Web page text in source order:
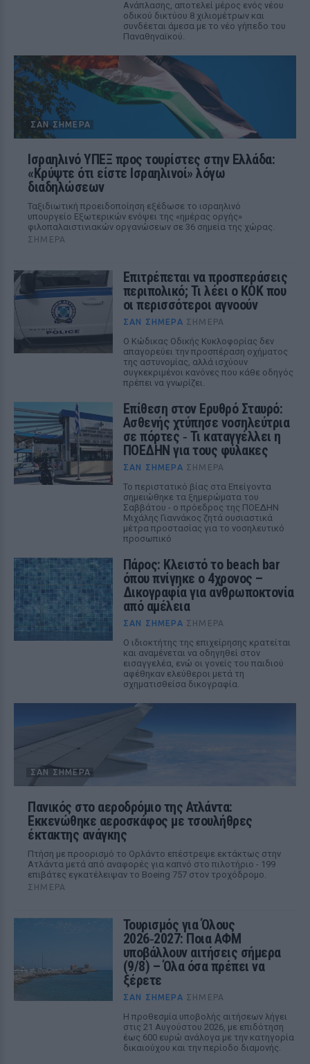
Ανάπλασης, αποτελεί μέρος ενός νέου
οδικού δικτύου 8 χιλιομέτρων και
συνδέεται άμεσα με το νέο γήπεδο του
Παναθηναϊκού.
ΣΑΝ ΣΉΜΕΡΑ
Ισραηλινό ΥΠΕΞ προς τουρίστες στην Ελλάδα:
«Κρύψτε ότι είστε Ισραηλινοί» λόγω
διαδηλώσεων
Ταξιδιωτική προειδοποίηση εξέδωσε το ισραηλινό
υπουργείο Εξωτερικών ενόψει της «ημέρας οργής»
φιλοπαλαιστινιακών οργανώσεων σε 36 σημεία της χώρας.
ΣΉΜΕΡΑ
Επιτρέπεται να προσπεράσεις
περιπολικό; Τι λέει ο ΚΟΚ που
οι περισσότεροι αγνοούν
ΣΑΝ ΣΉΜΕΡΑ ΣΉΜΕΡΑ
Ο Κώδικας Οδικής Κυκλοφορίας δεν
απαγορεύει την προσπέραση οχήματος
της αστυνομίας, αλλά ισχύουν
συγκεκριμένοι κανόνες που κάθε οδηγός
πρέπει να γνωρίζει.
Επίθεση στον Ερυθρό Σταυρό:
Ασθενής χτύπησε νοσηλεύτρια
σε πόρτες ‑ Τι καταγγέλλει η
ΠΟΕΔΗΝ για τους φύλακες
ΣΑΝ ΣΉΜΕΡΑ ΣΉΜΕΡΑ
Το περιστατικό βίας στα Επείγοντα
σημειώθηκε τα ξημερώματα του
Σαββάτου - ο πρόεδρος της ΠΟΕΔΗΝ
Μιχάλης Γιαννάκος ζητά ουσιαστικά
μέτρα προστασίας για το νοσηλευτικό
προσωπικό
Πάρος: Κλειστό το beach bar
όπου πνίγηκε ο 4χρονος –
Δικογραφία για ανθρωποκτονία
από αμέλεια
ΣΑΝ ΣΉΜΕΡΑ ΣΉΜΕΡΑ
Ο ιδιοκτήτης της επιχείρησης κρατείται
και αναμένεται να οδηγηθεί στον
εισαγγελέα, ενώ οι γονείς του παιδιού
αφέθηκαν ελεύθεροι μετά τη
σχηματισθείσα δικογραφία.
ΣΑΝ ΣΉΜΕΡΑ
Πανικός στο αεροδρόμιο της Ατλάντα:
Εκκενώθηκε αεροσκάφος με τσουλήθρες
έκτακτης ανάγκης
Πτήση με προορισμό το Ορλάντο επέστρεψε εκτάκτως στην
Ατλάντα μετά από αναφορές για καπνό στο πιλοτήριο - 199
επιβάτες εγκατέλειψαν το Boeing 757 στον τροχόδρομο.
ΣΉΜΕΡΑ
Τουρισμός για Όλους
2026‑2027: Ποια ΑΦΜ
υποβάλλουν αιτήσεις σήμερα
(9/8) – Όλα όσα πρέπει να
ξέρετε
ΣΑΝ ΣΉΜΕΡΑ ΣΉΜΕΡΑ
Η προθεσμία υποβολής αιτήσεων λήγει
στις 21 Αυγούστου 2026, με επιδότηση
έως 600 ευρώ ανάλογα με την κατηγορία
δικαιούχου και την περίοδο διαμονής.